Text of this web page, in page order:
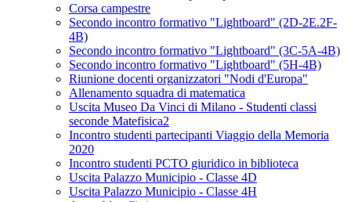
Corsa campestre
Secondo incontro formativo "Lightboard" (2D-2E.2F-
4B)
Secondo incontro formativo "Lightboard" (3C-5A-4B)
Secondo incontro formativo "Lightboard" (5H-4B)
Riunione docenti organizzatori "Nodi d'Europa"
Allenamento squadra di matematica
Uscita Museo Da Vinci di Milano - Studenti classi
seconde Matefisica2
Incontro studenti partecipanti Viaggio della Memoria
2020
Incontro studenti PCTO giuridico in biblioteca
Uscita Palazzo Municipio - Classe 4D
Uscita Palazzo Municipio - Classe 4H